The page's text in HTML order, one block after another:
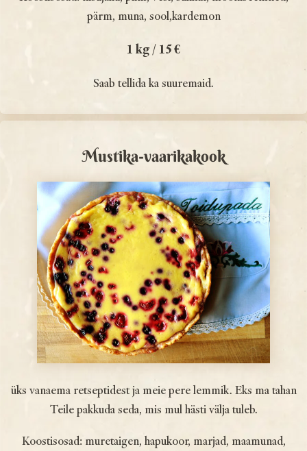
pärm, muna, sool,kardemon
1 kg / 15 €
Saab tellida ka suuremaid.
Mustika-vaarikakook
üks vanaema retseptidest ja meie pere lemmik. Eks ma tahan
Teile pakkuda seda, mis mul hästi välja tuleb.
Koostisosad: muretaigen, hapukoor, marjad, maamunad,